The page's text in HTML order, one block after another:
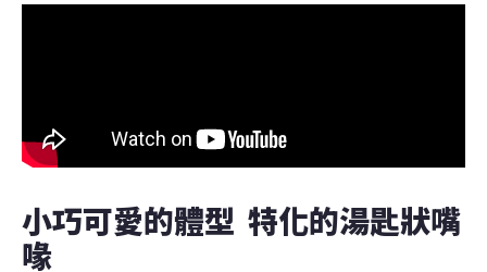
小巧可愛的體型  特化的湯匙狀嘴
喙